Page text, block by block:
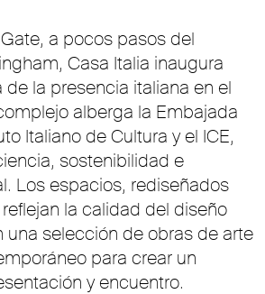
a pocos pasos del
Casa Italia inaugura
de la presencia italiana en el
alberga la Embajada
Italiano de Cultura y el ICE,
sostenibilidad e
Los espacios, rediseñados
la calidad del diseño
una selección de obras de arte
para crear un
y encuentro.